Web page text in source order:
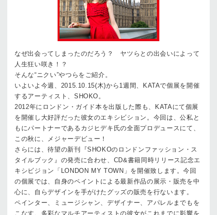
なぜ出会ってしまったのだろう？ ヤツらとの出会いによって
人生狂い咲き！？
そんな“ニクい”やつらをご紹介。
いよいよ今週、2015.10.15(木)から1週間、KATAで個展を開催
するアーティスト、SHOKO。
2012年にロンドン・ガイド本を出版した際も、KATAにて個展
を開催し大好評だった彼女のエキシビション。今回は、公私と
もにパートナーであるカジヒデキ氏の全面プロデュースにて、
この秋に、メジャーデビュー！
さらには、待望の新刊『SHOKOのロンドンファッション・ス
タイルブック』の発売に合わせ、CD&書籍同時リリース記念エ
キシビジョン「LONDON MY TOWN」を開催致します。今回
の個展では、自身のペイントによる最新作品の展示・販売を中
心に、自らデザインを手がけたグッズの販売を行ないます。
ペインター、ミュージシャン、デザイナー、アパレルまでもを
こなす、多彩なマルチアーティストの彼女がこれまでに影響を